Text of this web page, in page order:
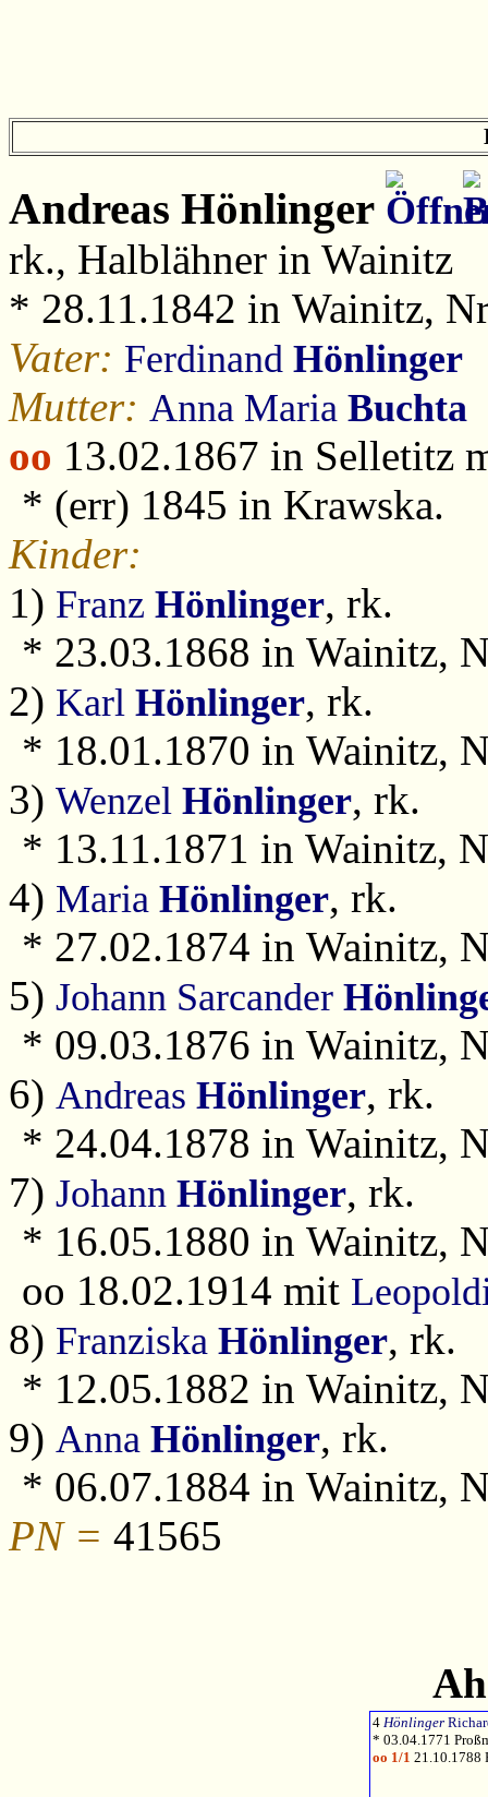
Andreas Hönlinger
rk., Halblähner in Wainitz
* 28.11.1842 in Wainitz,
Vater: Ferdinand Hönlinger
Mutter: Anna Maria Buchta
oo 13.02.1867 in Selletitz
* (err) 1845 in Krawska.
Kinder:
1) Franz Hönlinger, rk.
* 23.03.1868 in Wainitz,
2) Karl Hönlinger, rk.
* 18.01.1870 in Wainitz,
3) Wenzel Hönlinger, rk.
* 13.11.1871 in Wainitz,
4) Maria Hönlinger, rk.
* 27.02.1874 in Wainitz,
5) Johann Sarcander
* 09.03.1876 in Wainitz,
6) Andreas Hönlinger, rk.
* 24.04.1878 in Wainitz,
7) Johann Hönlinger, rk.
* 16.05.1880 in Wainitz,
oo 18.02.1914 mit
8) Franziska Hönlinger, rk.
* 12.05.1882 in Wainitz,
9) Anna Hönlinger, rk.
* 06.07.1884 in Wainitz,
PN = 41565
4 Hönlinger
* 03.04.1771
oo 1/1 21.10.1788